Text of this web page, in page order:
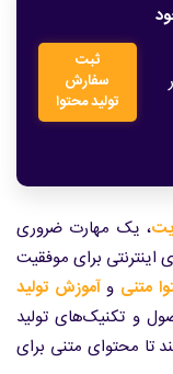
ثبت
سفارش
تولید محتوا
، یک مهارت ضروری
برای موفقیت
متنی وآموزش تولید
و تکنیک‌های تولید
تا محتوای متنی برای